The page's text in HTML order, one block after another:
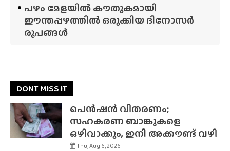
പഴം മേളയിൽ കൗതുകമായി
ഈന്തപ്പഴത്തിൽ ഒരുക്കിയ ദിനോസർ
രൂപങ്ങൾ
DONT MISS IT
പെൻഷൻ വിതരണം;
സഹകരണ ബാങ്കുകളെ
ഒഴിവാക്കും, ഇനി അക്കൗണ്ട് വഴി
Thu, Aug 6, 2026